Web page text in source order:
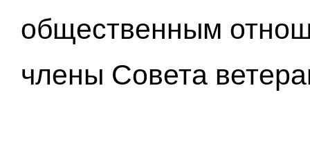
общественным
члены Совета